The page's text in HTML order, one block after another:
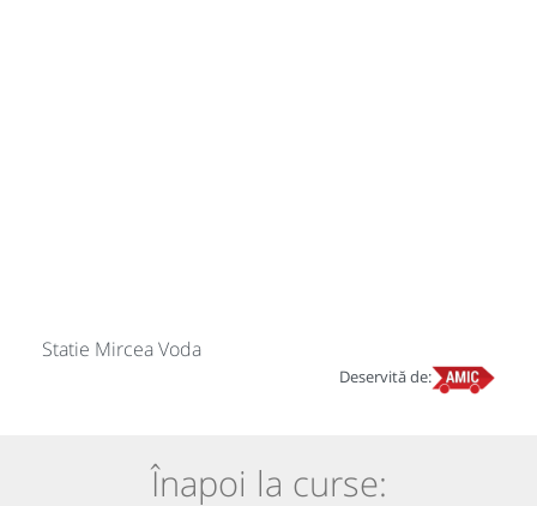
Statie Mircea Voda
Deservită de:
Înapoi la curse: